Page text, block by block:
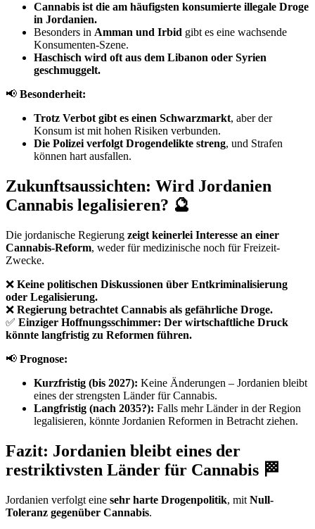
Cannabis ist die am häufigsten konsumierte illegale Droge
in Jordanien.
Besonders in Amman und Irbid gibt es eine wachsende
Konsumenten-Szene.
Haschisch wird oft aus dem Libanon oder Syrien
geschmuggelt.
📢 Besonderheit:
Trotz Verbot gibt es einen Schwarzmarkt, aber der
Konsum ist mit hohen Risiken verbunden.
Die Polizei verfolgt Drogendelikte streng, und Strafen
können hart ausfallen.
Zukunftsaussichten: Wird Jordanien
Cannabis legalisieren? 🔮
Die jordanische Regierung zeigt keinerlei Interesse an einer
Cannabis-Reform, weder für medizinische noch für Freizeit-
Zwecke.
❌ Keine politischen Diskussionen über Entkriminalisierung
oder Legalisierung.
❌ Regierung betrachtet Cannabis als gefährliche Droge.
✅ Einziger Hoffnungsschimmer: Der wirtschaftliche Druck
könnte langfristig zu Reformen führen.
📢 Prognose:
Kurzfristig (bis 2027): Keine Änderungen – Jordanien bleibt
eines der strengsten Länder für Cannabis.
Langfristig (nach 2035?): Falls mehr Länder in der Region
legalisieren, könnte Jordanien Reformen in Betracht ziehen.
Fazit: Jordanien bleibt eines der
restriktivsten Länder für Cannabis 🏁
Jordanien verfolgt eine sehr harte Drogenpolitik, mit Null-
Toleranz gegenüber Cannabis.